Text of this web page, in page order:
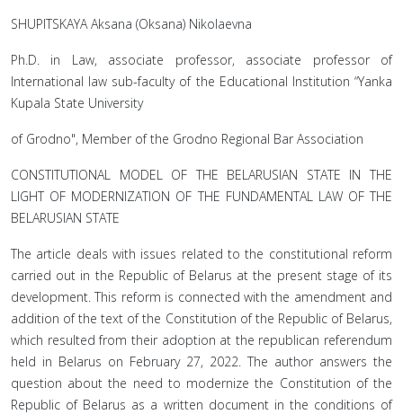
SHUPITSKAYA Aksana (Oksana) Nikolaevna
Ph.D. in Law, associate professor, associate professor of
International law sub-faculty of the Educational Institution “Yanka
Kupala State University
of Grodno", Member of the Grodno Regional Bar Association
CONSTITUTIONAL MODEL OF THE BELARUSIAN STATE IN THE
LIGHT OF MODERNIZATION OF THE FUNDAMENTAL LAW OF THE
BELARUSIAN STATE
The article deals with issues related to the constitutional reform
carried out in the Republic of Belarus at the present stage of its
development. This reform is connected with the amendment and
addition of the text of the Constitution of the Republic of Belarus,
which resulted from their adoption at the republican referendum
held in Belarus on February 27, 2022. The author answers the
question about the need to modernize the Constitution of the
Republic of Belarus as a written document in the conditions of